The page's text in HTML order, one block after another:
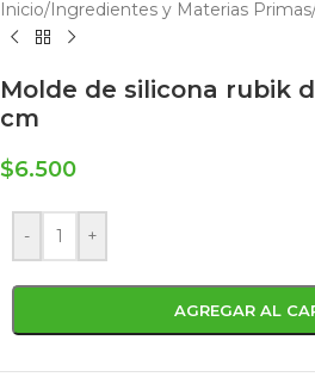
Inicio/Ingredientes y Materias Primas
Molde de silicona rubik
cm
$6.500
- +
AGREGAR AL